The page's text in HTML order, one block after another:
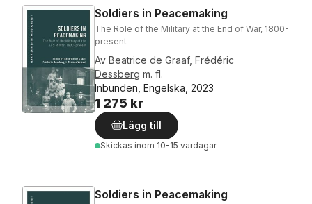
Soldiers in Peacemaking
The Role of the Military at the End of War, 1800-
present
Av Beatrice de Graaf, Frédéric
Dessberg m. fl.
Inbunden, Engelska, 2023
1 275 kr
Lägg till
Skickas inom 10-15 vardagar
Soldiers in Peacemaking